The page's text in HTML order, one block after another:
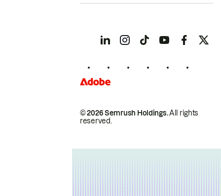
© 2026 Semrush Holdings.All rights
reserved.